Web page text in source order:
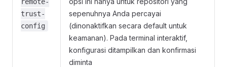
trust-
config
sepenuhnya Anda percayai
(dinonaktifkan secara default untuk
keamanan). Pada terminal interaktif,
konfigurasi ditampilkan dan konfirmasi
diminta